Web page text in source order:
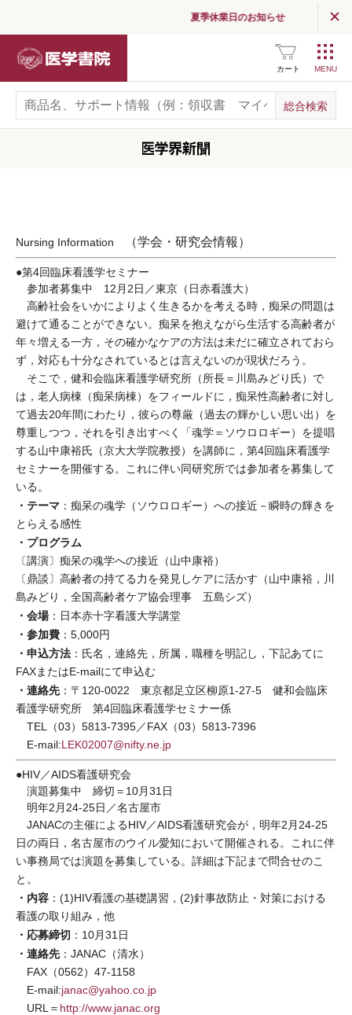
夏季休業日のお知らせ
カート
Nursing Information （学会・研究会情報）
●第4回臨床看護学セミナー
参加者募集中 12月2日／東京（日赤看護大）
高齢社会をいかによりよく生きるかを考える時，痴呆の問題は
避けて通ることができない。痴呆を抱えながら生活する高齢者が
年々増える一方，その確かなケアの方法は未だに確立されておら
ず，対応も十分なされているとは言えないのが現状だろう。
そこで，健和会臨床看護学研究所（所長＝川島みどり氏）で
は，老人病棟（痴呆病棟）をフィールドに，痴呆性高齢者に対し
て過去20年間にわたり，彼らの尊厳（過去の輝かしい思い出）を
尊重しつつ，それを引き出すべく「魂学＝ソウロロギー）を提唱
する山中康裕氏（京大大学院教授）を講師に，第4回臨床看護学
セミナーを開催する。これに伴い同研究所では参加者を募集して
いる。
・テーマ ：痴呆の魂学（ソウロロギー）への接近－瞬時の輝きを
とらえる感性
・プログラム
〔講演〕痴呆の魂学への接近（山中康裕）
〔鼎談〕高齢者の持てる力を発見しケアに活かす（山中康裕，川
島みどり，全国高齢者ケア協会理事 五島シズ）
・会場：日本赤十字看護大学講堂
・参加費 ：5,000円
・申込方法 ：氏名，連絡先，所属，職種を明記し，下記あてに
FAXまたはE-mailにて申込む
・連絡先：〒120-0022 東京都足立区柳原1-27-5 健和会臨床
看護学研究所 第4回臨床看護学セミナー係
TEL（03）5813-7395／FAX（03）5813-7396
E-mail:LEK02007@nifty.ne.jp
●HIV／AIDS看護研究会
演題募集中 締切＝10月31日
明年2月24-25日／名古屋市
JANACの主催によるHIV／AIDS看護研究会が，明年2月24-25
日の両日，名古屋市のウイル愛知において開催される。これに伴
い事務局では演題を募集している。詳細は下記まで問合せのこ
と。
・内容 ：(1)HIV看護の基礎講習，(2)針事故防止・対策における
看護の取り組み，他
・応募締切 ：10月31日
・連絡先：JANAC（清水）
FAX（0562）47-1158
E-mail:janac@yahoo.co.jp
URL＝ http://www.janac.org